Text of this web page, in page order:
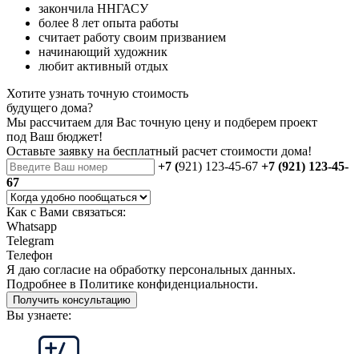
закончила ННГАСУ
более 8 лет опыта работы
считает работу своим призванием
начинающий художник
любит активный отдых
Хотите узнать точную стоимость
будущего дома?
Мы рассчитаем для Вас точную цену и подберем проект
под Ваш бюджет!
Оставьте заявку на бесплатный расчет стоимости дома!
+7 (921) 123-45-67 +7 (921) 123-45-
67
Как с Вами связаться:
Whatsapp
Telegram
Телефон
Я даю согласие на обработку персональных данных.
Подробнее в Политике конфиденциальности.
Получить консультацию
Вы узнаете: